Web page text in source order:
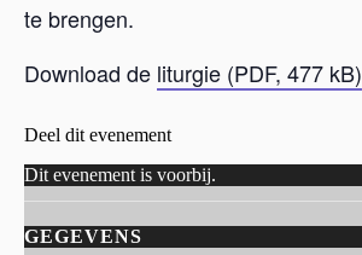
te brengen.
Download de liturgie (PDF, 477 kB)
Deel dit evenement
Dit evenement is voorbij.
GEGEVENS